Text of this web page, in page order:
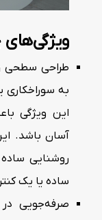
طراحی سطحی و
به
این ویژگی
آسان باشد.
روشنایی
ساده یا یک
صرفه‌جویی